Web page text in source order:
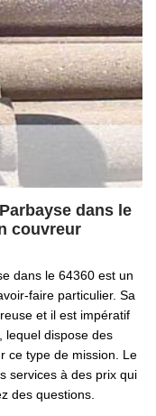
dans le
couvreur
dans le 64360 est un
faire particulier. Sa
et il est impératif
lequel dispose des
ce type de mission. Le
services à des prix qui
des questions.